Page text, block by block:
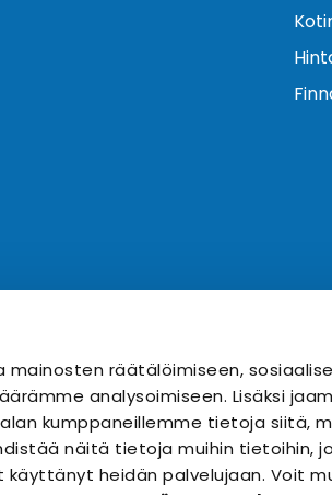
räätälöimiseen,
analysoimiseen. Lisäksi
kumppaneillemme tietoja siitä,
näitä tietoja muihin tietoihin,
heidän palvelujaan. Voit